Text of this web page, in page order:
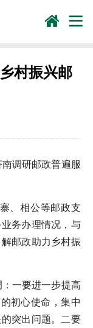
村振兴邮
调研邮政普遍服
相公等邮政支
务办理情况，与
邮政助力乡村振
一要进一步提高
初心使命，集中
突出问题。二要